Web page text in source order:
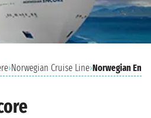
›Norwegian Cruise Line›Norwegian